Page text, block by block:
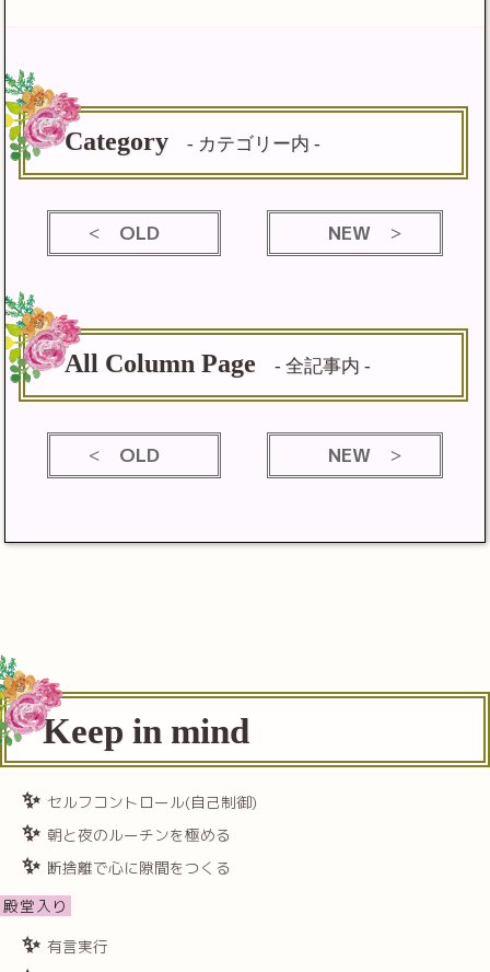
Category - カテゴリー内 -
OLD NEW
All Column Page - 全記事内 -
OLD NEW
Keep in mind
セルフコントロール(自己制御)
朝と夜のルーチンを極める
断捨離で心に隙間をつくる
殿堂入り
有言実行